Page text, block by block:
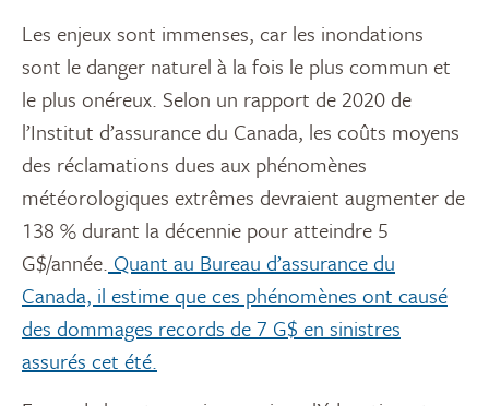
Les enjeux sont immenses, car les inondations
sont le danger naturel à la fois le plus commun et
le plus onéreux. Selon un rapport de 2020 de
l’Institut d’assurance du Canada, les coûts moyens
des réclamations dues aux phénomènes
météorologiques extrêmes devraient augmenter de
138 % durant la décennie pour atteindre 5
G$/année. Quant au Bureau d’assurance du
Canada, il estime que ces phénomènes ont causé
des dommages records de 7 G$ en sinistres
assurés cet été.